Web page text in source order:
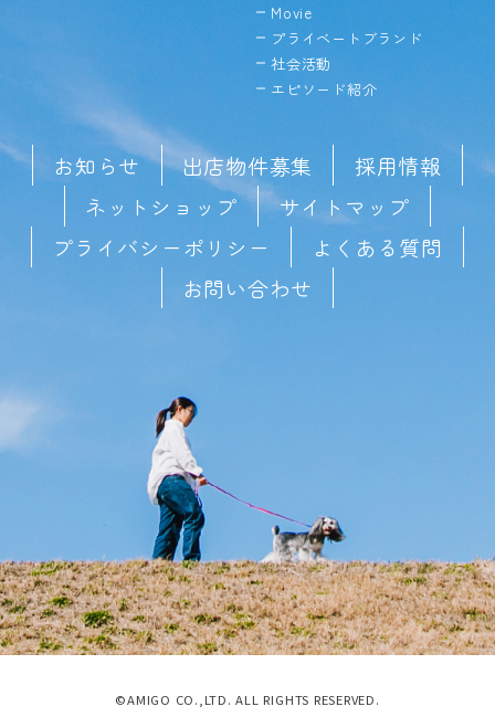
Movie
プライベートブランド
社会活動
エピソード紹介
お知らせ 出店物件募集
採用情報
ネットショップ
サイトマップ
プライバシーポリシー
よくある質問
お問い合わせ
©AMIGO CO.,LTD. ALL RIGHTS RESERVED.